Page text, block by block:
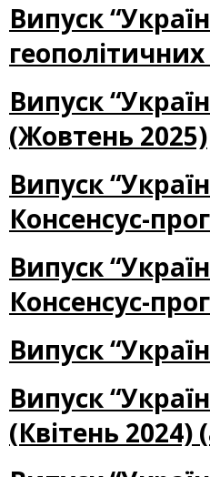
Випуск
Випуск
(Жовтень 2025)
Випуск
Консенсус-
Випуск
Консенсус-
Випуск
Випуск
(Квітень